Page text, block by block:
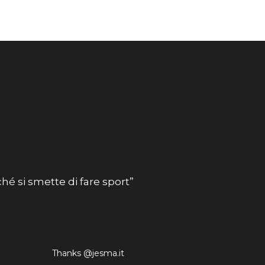
si smette di fare sport”
Thanks @jesma.it